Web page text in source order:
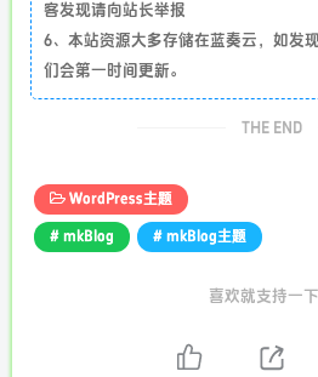
客发现请向站长举报
6、本站资源大多存储在蓝奏云，如发
们会第一时间更新。
THE END
WordPress主题
# mkBlog # mkBlog主题
喜欢就支持一